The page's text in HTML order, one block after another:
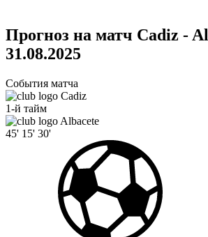
Прогноз на матч Cadiz -
31.08.2025
События матча
Cadiz
1-й тайм
Albacete
45' 15' 30'